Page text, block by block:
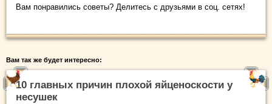
Вам понравились советы? Делитесь с друзьями в соц. сетях!
Вам так же будет интересно:
10 главных причин плохой яйценоскости у
несушек